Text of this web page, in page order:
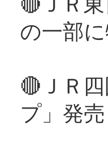
の一部
🔴ＪＲ
プ」発売